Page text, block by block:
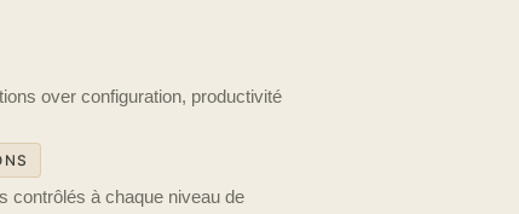
over configuration, productivité
contrôlés à chaque niveau de